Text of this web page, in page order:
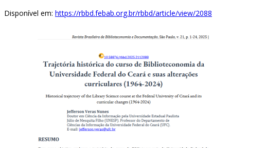
Disponível em: https://rbbd.febab.org.br/rbbd/article/view/2088